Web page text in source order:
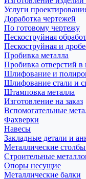
Услуги
Доработка чертежей
По готовому чертежу
Пескоструйная
Пескоструйная и
Пробивка металла
Пробивка отверстий в
Шлифование и
Шлифование стали и
Штамповка металла
Изготовление на заказ
Вспомогательные
Фахверки
Навесы
Закладные детали и
Металлические
Строительные
Опоры несущие
Металлические балки